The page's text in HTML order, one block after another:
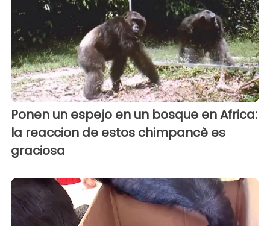
Ponen un espejo en un bosque en Africa:
la reaccion de estos chimpancè es
graciosa